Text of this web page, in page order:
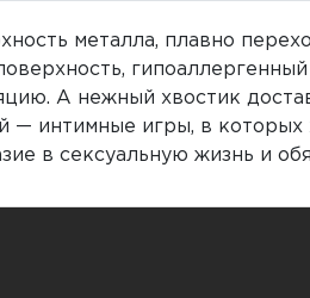
металла, плавно
А нежный хвостик
— интимные игры, в которых
в сексуальную жизнь и